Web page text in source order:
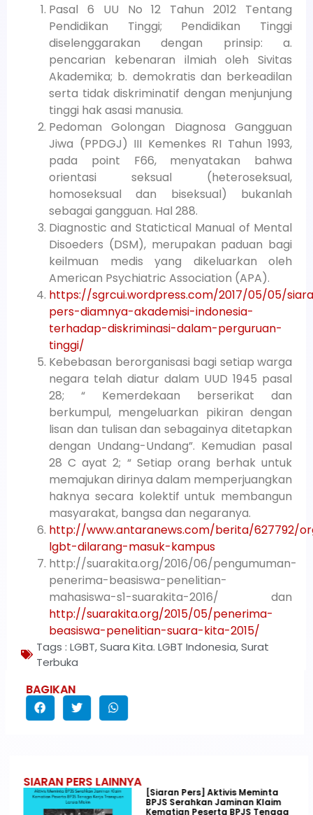
Pasal 6 UU No 12 Tahun 2012 Tentang
Pendidikan Tinggi; Pendidikan Tinggi
diselenggarakan dengan prinsip: a.
pencarian kebenaran ilmiah oleh Sivitas
Akademika; b. demokratis dan berkeadilan
serta tidak diskriminatif dengan menjunjung
tinggi hak asasi manusia.
Pedoman Golongan Diagnosa Gangguan
Jiwa (PPDGJ) III Kemenkes RI Tahun 1993,
pada point F66, menyatakan bahwa
orientasi seksual (heteroseksual,
homoseksual dan biseksual) bukanlah
sebagai gangguan. Hal 288.
Diagnostic and Statictical Manual of Mental
Disoeders (DSM), merupakan paduan bagi
keilmuan medis yang dikeluarkan oleh
American Psychiatric Association (APA).
https://sgrcui.wordpress.com/2017/05/05/
pers-diamnya-akademisi-indonesia-
terhadap-diskriminasi-dalam-perguruan-
tinggi/
Kebebasan berorganisasi bagi setiap warga
negara telah diatur dalam UUD 1945 pasal
28; “ Kemerdekaan berserikat dan
berkumpul, mengeluarkan pikiran dengan
lisan dan tulisan dan sebagainya ditetapkan
dengan Undang-Undang”. Kemudian pasal
28 C ayat 2; “ Setiap orang berhak untuk
memajukan dirinya dalam memperjuangkan
haknya secara kolektif untuk membangun
masyarakat, bangsa dan negaranya.
http://www.antaranews.com/berita/627792/
lgbt-dilarang-masuk-kampus
http://suarakita.org/2016/06/pengumuman-
penerima-beasiswa-penelitian-
mahasiswa-s1-suarakita-2016/ dan
http://suarakita.org/2015/05/penerima-
beasiswa-penelitian-suara-kita-2015/
Tags : LGBT,Suara Kita. LGBT Indonesia,Surat
Terbuka
BAGIKAN
SIARAN PERS LAINNYA
[Siaran Pers] Aktivis Meminta
BPJS Serahkan Jaminan Klaim
Kematian Peserta BPJS Tenaga